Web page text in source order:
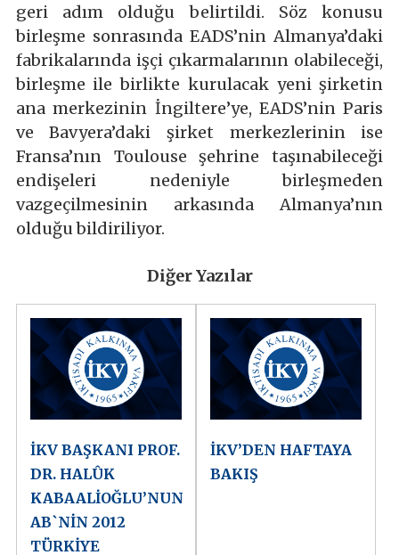
geri adım olduğu belirtildi. Söz konusu
birleşme sonrasında EADS’nin Almanya’daki
fabrikalarında işçi çıkarmalarının olabileceği,
birleşme ile birlikte kurulacak yeni şirketin
ana merkezinin İngiltere’ye, EADS’nin Paris
ve Bavyera’daki şirket merkezlerinin ise
Fransa’nın Toulouse şehrine taşınabileceği
endişeleri nedeniyle birleşmeden
vazgeçilmesinin arkasında Almanya’nın
olduğu bildiriliyor.
Diğer Yazılar
İKV BAŞKANI PROF.
DR. HALÛK
KABAALİOĞLU’NUN
AB`NİN 2012
TÜRKİYE
İKV’DEN HAFTAYA
BAKIŞ